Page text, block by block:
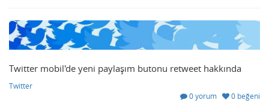
Twitter mobil'de yeni paylaşım butonu retweet hakkında
Twitter
0 yorum
0 beğeni